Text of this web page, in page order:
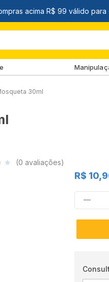
30ml
(0 avaliações)
R$